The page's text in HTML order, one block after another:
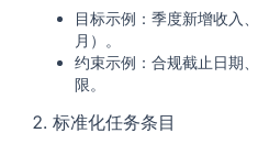
目标示例：季度新增收入
月）。
约束示例：合规截止日期
限。
标准化任务条目